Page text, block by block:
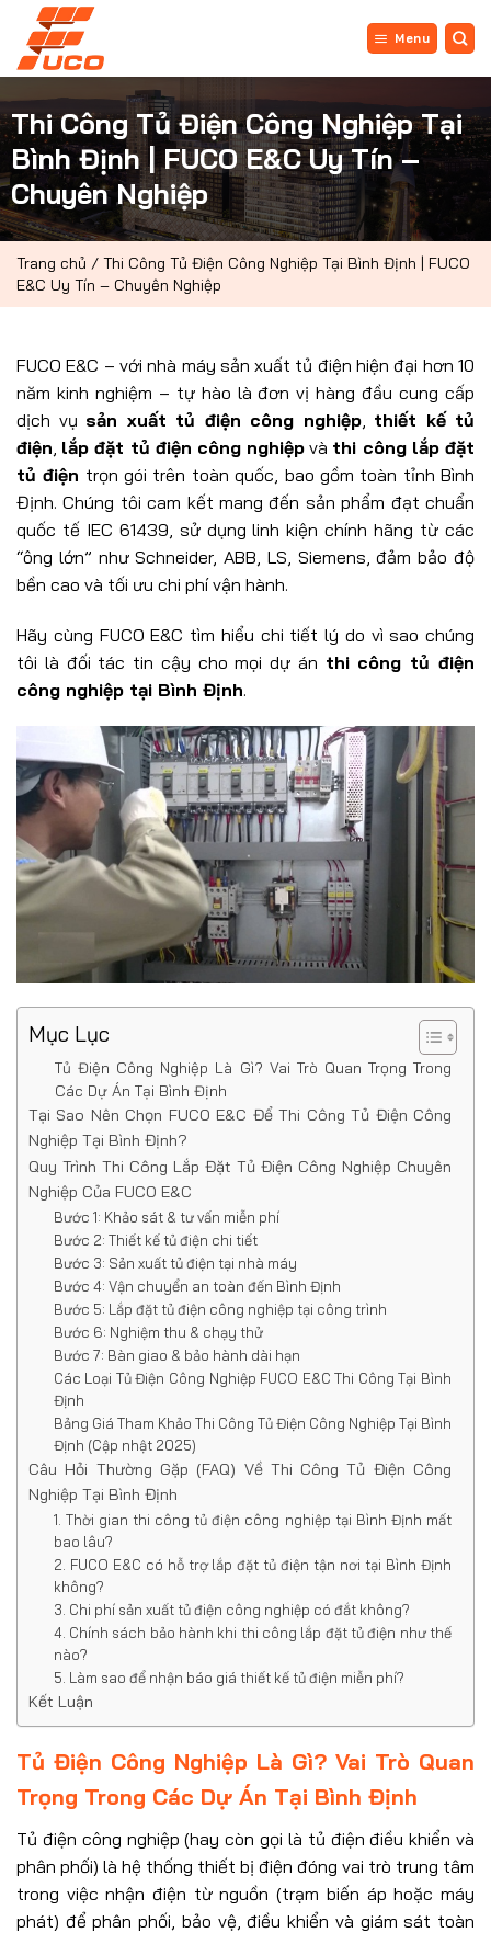
qua
nội
dung
Menu
Thi Công Tủ Điện Công Nghiệp Tại
Bình Định | FUCO E&C Uy Tín –
Chuyên Nghiệp
Trang chủ / Thi Công Tủ Điện Công Nghiệp Tại Bình Định | FUCO
E&C Uy Tín – Chuyên Nghiệp
FUCO E&C – với nhà máy sản xuất tủ điện hiện đại hơn 10
năm kinh nghiệm – tự hào là đơn vị hàng đầu cung cấp
dịch vụ sản xuất tủ điện công nghiệp, thiết kế tủ
điện lắp đặt tủ điện công nghiệp và thi công lắp đặt
tủ điện trọn gói trên toàn quốc, bao gồm toàn tỉnh Bình
Định. Chúng tôi cam kết mang đến sản phẩm đạt chuẩn
quốc tế IEC 61439, sử dụng linh kiện chính hãng từ các
“ông lớn” như Schneider, ABB, LS, Siemens, đảm bảo độ
bền cao và tối ưu chi phí vận hành.
Hãy cùng FUCO E&C tìm hiểu chi tiết lý do vì sao chúng
tôi là đối tác tin cậy cho mọi dự án thi công tủ điện
công nghiệp tại Bình Định.
Mục Lục
Tủ Điện Công Nghiệp Là Gì? Vai Trò Quan Trọng Trong
Các Dự Án Tại Bình Định
Tại Sao Nên Chọn FUCO E&C Để Thi Công Tủ Điện Công
Nghiệp Tại Bình Định?
Quy Trình Thi Công Lắp Đặt Tủ Điện Công Nghiệp Chuyên
Nghiệp Của FUCO E&C
Bước 1: Khảo sát & tư vấn miễn phí
Bước 2: Thiết kế tủ điện chi tiết
Bước 3: Sản xuất tủ điện tại nhà máy
Bước 4: Vận chuyển an toàn đến Bình Định
Bước 5: Lắp đặt tủ điện công nghiệp tại công trình
Bước 6: Nghiệm thu & chạy thử
Bước 7: Bàn giao & bảo hành dài hạn
Các Loại Tủ Điện Công Nghiệp FUCO E&C Thi Công Tại Bình
Định
Bảng Giá Tham Khảo Thi Công Tủ Điện Công Nghiệp Tại Bình
Định (Cập nhật 2025)
Câu Hỏi Thường Gặp (FAQ) Về Thi Công Tủ Điện Công
Nghiệp Tại Bình Định
1. Thời gian thi công tủ điện công nghiệp tại Bình Định mất
bao lâu?
2. FUCO E&C có hỗ trợ lắp đặt tủ điện tận nơi tại Bình Định
không?
3. Chi phí sản xuất tủ điện công nghiệp có đắt không?
4. Chính sách bảo hành khi thi công lắp đặt tủ điện như thế
nào?
5. Làm sao để nhận báo giá thiết kế tủ điện miễn phí?
Kết Luận
Tủ Điện Công Nghiệp Là Gì? Vai Trò Quan
Trọng Trong Các Dự Án Tại Bình Định
Tủ điện công nghiệp (hay còn gọi là tủ điện điều khiển và
phân phối) là hệ thống thiết bị điện đóng vai trò trung tâm
trong việc nhận điện từ nguồn (trạm biến áp hoặc máy
phát) để phân phối, bảo vệ, điều khiển và giám sát toàn